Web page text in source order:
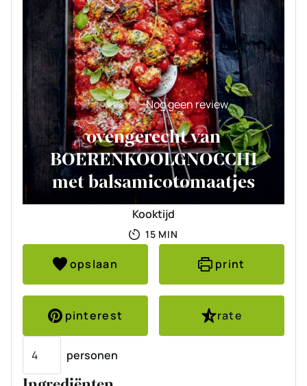
Nog geen review
ovengerecht van
BOERENKOOLGNOCCHI
met balsamicotomaatjes
Kooktijd
15MINUTEN
MIN
opslaan print
pinterest
rate
personen